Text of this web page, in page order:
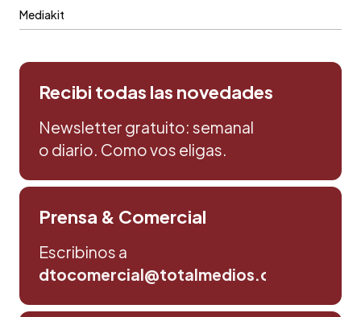
Mediakit
Recibi todas las novedades
Newsletter gratuito: semanal
o diario. Como vos eligas.
Prensa & Comercial
Escribinos a
dtocomercial@totalmedios.com